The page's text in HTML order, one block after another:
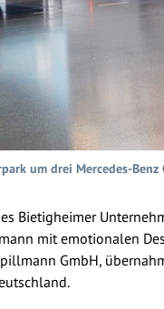
um drei Mercedes-
Bietigheimer
mit emotionalen
GmbH,